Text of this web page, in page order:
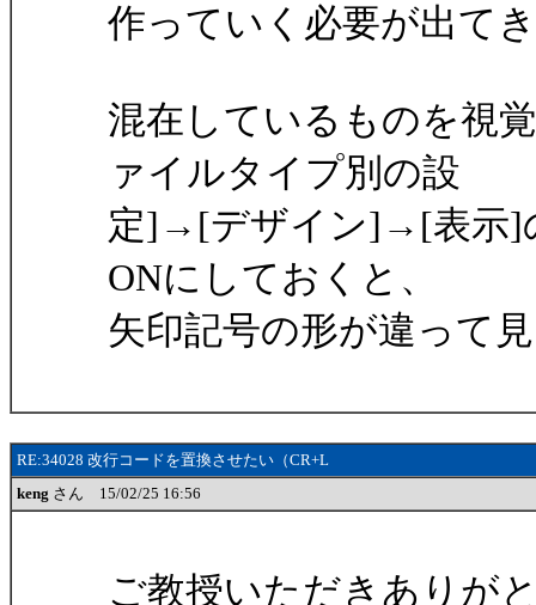
作っていく必要が出て
混在しているものを視
ァイルタイプ別の設
定]→[デザイン]→[表示]
ONにしておくと、
矢印記号の形が違って
RE:34028 改行コードを置換させたい（CR+L
keng さん 15/02/25 16:56
ご教授いただきありが